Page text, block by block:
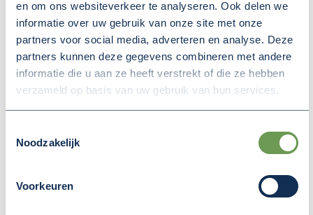
en om ons websiteverkeer te analyseren. Ook delen we
informatie over uw gebruik van onze site met onze
partners voor social media, adverteren en analyse. Deze
partners kunnen deze gegevens combineren met andere
informatie die u aan ze heeft verstrekt of die ze hebben
verzameld op basis van uw gebruik van hun services.
Noodzakelijk
Voorkeuren
Deel deze pagina
(Opent in een nieuw venster)
(Opent in een nieuw
(Opent in een nieuw